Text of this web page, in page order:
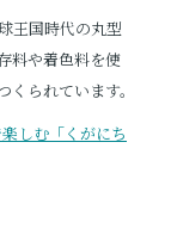
王国時代の丸型
料や着色料を使
られています。
しむ「くがにち